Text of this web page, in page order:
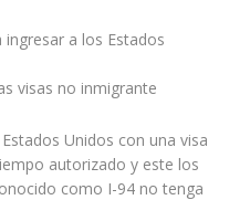
ingresar a los Estados
visas no inmigrante
Unidos con una visa
autorizado y este los
como I-94 no tenga